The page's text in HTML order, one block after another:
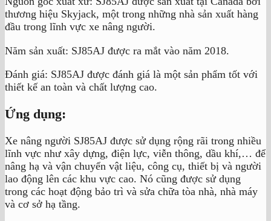
thương hiệu Skyjack, một trong những nhà sản xuất hàng
đầu trong lĩnh vực xe nâng người.
Năm sản xuất: SJ85AJ được ra mắt vào năm 2018.
Đánh giá: SJ85AJ được đánh giá là một sản phẩm tốt với
thiết kế an toàn và chất lượng cao.
Ứng dụng:
Xe nâng người SJ85AJ được sử dụng rộng rãi trong nhiều
lĩnh vực như xây dựng, điện lực, viễn thông, dầu khí,… để
nâng hạ và vận chuyển vật liệu, công cụ, thiết bị và người
lao động lên các khu vực cao. Nó cũng được sử dụng
trong các hoạt động bảo trì và sửa chữa tòa nhà, nhà máy
và cơ sở hạ tầng.